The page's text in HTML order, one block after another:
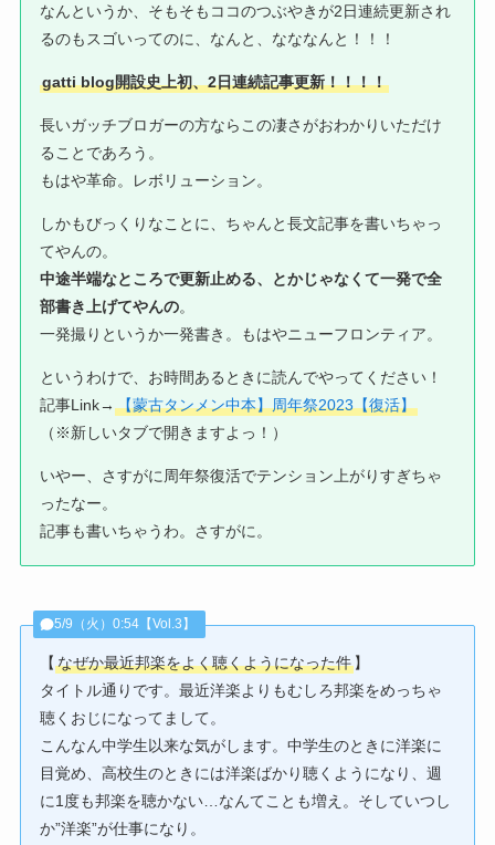
なんというか、そもそもココのつぶやきが2日連続更新され
るのもスゴいってのに、なんと、なななんと！！！
gatti blog開設史上初、2日連続記事更新！！！！
長いガッチブロガーの方ならこの凄さがおわかりいただけ
ることであろう。
もはや革命。レボリューション。
しかもびっくりなことに、ちゃんと長文記事を書いちゃっ
てやんの。
中途半端なところで更新止める、とかじゃなくて一発で全
部書き上げてやんの。
一発撮りというか一発書き。もはやニューフロンティア。
というわけで、お時間あるときに読んでやってください！
記事Link→【蒙古タンメン中本】周年祭2023【復活】
（※新しいタブで開きますよっ！）
いやー、さすがに周年祭復活でテンション上がりすぎちゃ
ったなー。
記事も書いちゃうわ。さすがに。
5/9（火）0:54【Vol.3】
【なぜか最近邦楽をよく聴くようになった件 】
タイトル通りです。最近洋楽よりもむしろ邦楽をめっちゃ
聴くおじになってまして。
こんなん中学生以来な気がします。中学生のときに洋楽に
目覚め、高校生のときには洋楽ばかり聴くようになり、週
に1度も邦楽を聴かない…なんてことも増え。そしていつし
か”洋楽”が仕事になり。